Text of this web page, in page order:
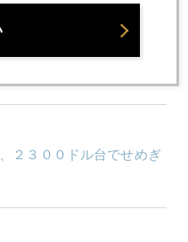
２３００ドル台でせめぎ